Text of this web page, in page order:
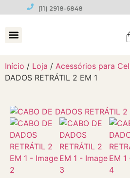
(11) 2918-6848
Início / Loja / Acessórios para
DADOS RETRÁTIL 2 EM 1